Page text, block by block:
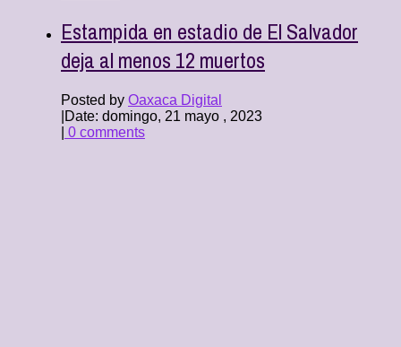
Estampida en estadio de El Salvador
deja al menos 12 muertos
Posted by Oaxaca Digital
Date: domingo, 21 mayo , 2023
0 comments